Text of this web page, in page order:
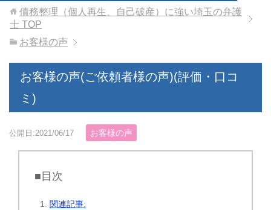
債務整理（個人再生、自己破産）に強い埼玉の弁護
士 TOP
お客様の声
お客様の声(ご依頼者様の声)(評価・口コ
ミ)
公開日:2021/06/17 お客様の声
■目次
関連記事: